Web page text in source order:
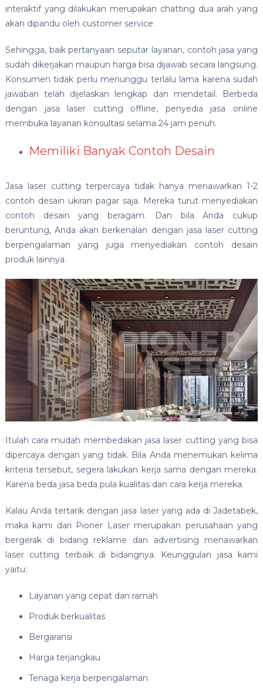
interaktif yang dilakukan merupakan chatting dua arah yang
akan dipandu oleh customer service.
Sehingga, baik pertanyaan seputar layanan, contoh jasa yang
sudah dikerjakan maupun harga bisa dijawab secara langsung.
Konsumen tidak perlu menunggu terlalu lama karena sudah
jawaban telah dijelaskan lengkap dan mendetail. Berbeda
dengan jasa laser cutting offline, penyedia jasa online
membuka layanan konsultasi selama 24 jam penuh.
Memiliki Banyak Contoh Desain
Jasa laser cutting terpercaya tidak hanya menawarkan 1-2
contoh desain ukiran pagar saja. Mereka turut menyediakan
contoh desain yang beragam. Dan bila Anda cukup
beruntung, Anda akan berkenalan dengan jasa laser cutting
berpengalaman yang juga menyediakan contoh desain
produk lainnya.
Itulah cara mudah membedakan jasa laser cutting yang bisa
dipercaya dengan yang tidak. Bila Anda menemukan kelima
kriteria tersebut, segera lakukan kerja sama dengan mereka.
Karena beda jasa beda pula kualitas dan cara kerja mereka.
Kalau Anda tertarik dengan jasa laser yang ada di Jadetabek,
maka kami dari Pioner Laser merupakan perusahaan yang
bergerak di bidang reklame dan advertising menawarkan
laser cutting terbaik di bidangnya. Keunggulan jasa kami
yaitu:
Layanan yang cepat dan ramah
Produk berkualitas
Bergaransi
Harga terjangkau
Tenaga kerja berpengalaman